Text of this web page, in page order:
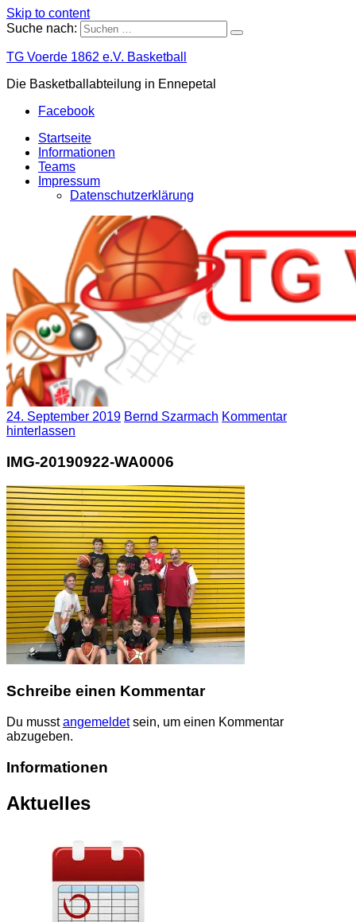
Skip to content
Suche nach:
TG Voerde 1862 e.V. Basketball
Die Basketballabteilung in Ennepetal
Facebook
Startseite
Informationen
Teams
Impressum
Datenschutzerklärung
24. September 2019 Bernd Szarmach Kommentar
hinterlassen
IMG-20190922-WA0006
Schreibe einen Kommentar
Du musstangemeldetsein, um einen Kommentar
abzugeben.
Informationen
Aktuelles